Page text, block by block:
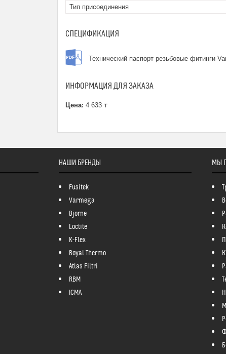
Тип присоединения
СПЕЦИФИКАЦИЯ
Технический паспорт резьбовые фитинги
ИНФОРМАЦИЯ ДЛЯ ЗАКАЗА
Цена: 4 633 ₸
НАШИ БРЕНДЫ
Fusitek
Varmega
Bjorne
Loctite
K-Flex
Royal Thermo
Atlas Filtri
RBM
ICMA
МЫ